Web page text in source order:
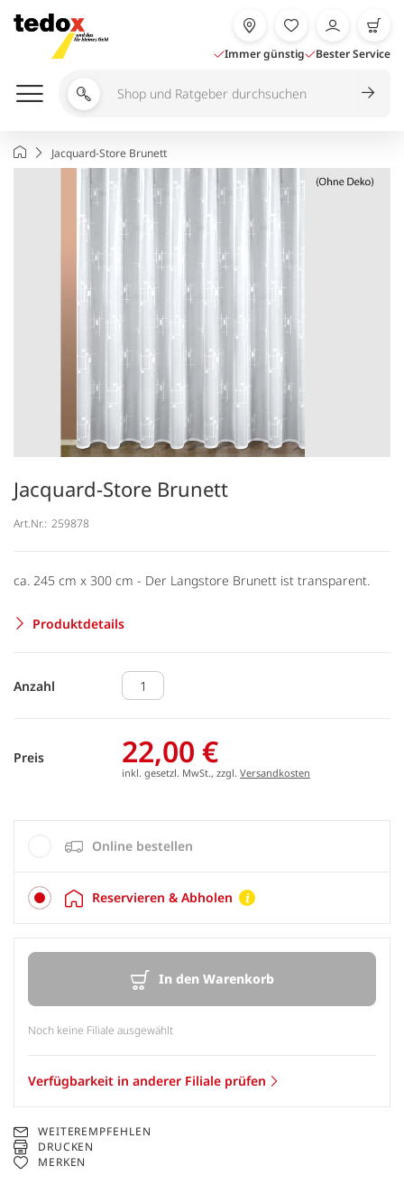
Inhalt
springen
Immer günstig Bester Service
Shop
durchsuchen
StartseiteJacquard-Store Brunett
Jacquard-Store Brunett
Art.Nr.: 259878
ca. 245 cm x 300 cm - Der Langstore Brunett ist transparent.
Produktdetails
Anzahl
Preis 22,00 €
inkl. gesetzl. MwSt., zzgl. Versandkosten
Online bestellen
Reservieren & Abholen
In den Warenkorb
Noch keine Filiale ausgewählt
Verfügbarkeit in anderer Filiale prüfen
WEITEREMPFEHLEN
DRUCKEN
MERKEN